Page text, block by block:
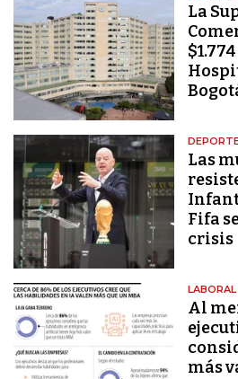
La
Las
Fifa
crisis
LABORAL
Al
más